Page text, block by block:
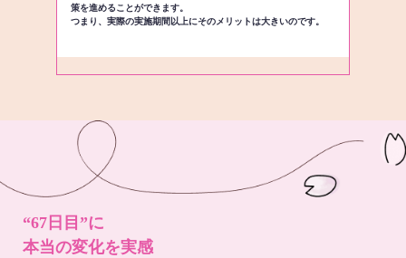
策を進めることができます。
つまり、実際の実施期間以上にそのメリットは大きいのです。
“67日目”に
本当の変化を実感